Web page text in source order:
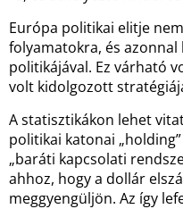
Európa politikai elitje
folyamatokra, és
politikájával. Ez várható
volt kidolgozott
A statisztikákon lehet
politikai katonai
„baráti kapcsolati
ahhoz, hogy a dollár
meggyengüljön. Az így